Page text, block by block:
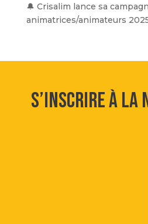
🔔 Crisalim lance sa
animatrices/animateurs
S’inscrire à